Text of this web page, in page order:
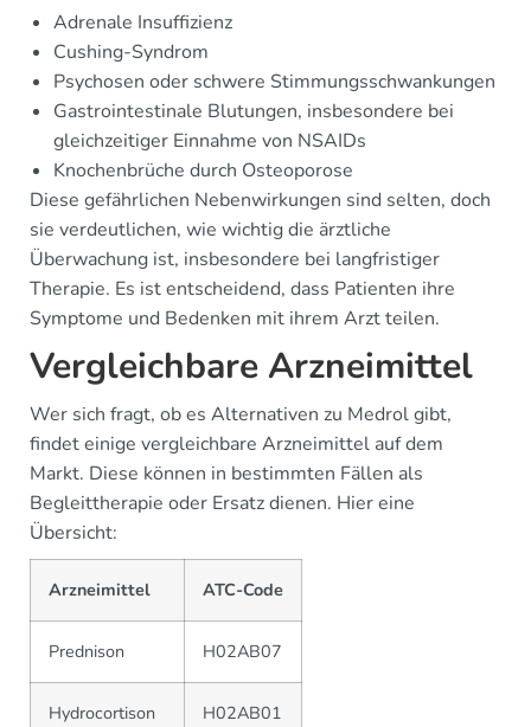
Adrenale Insuffizienz
Cushing-Syndrom
Psychosen oder schwere Stimmungsschwankungen
Gastrointestinale Blutungen, insbesondere bei
gleichzeitiger Einnahme von NSAIDs
Knochenbrüche durch Osteoporose
Diese gefährlichen Nebenwirkungen sind selten, doch
sie verdeutlichen, wie wichtig die ärztliche
Überwachung ist, insbesondere bei langfristiger
Therapie. Es ist entscheidend, dass Patienten ihre
Symptome und Bedenken mit ihrem Arzt teilen.
Vergleichbare Arzneimittel
Wer sich fragt, ob es Alternativen zu Medrol gibt,
findet einige vergleichbare Arzneimittel auf dem
Markt. Diese können in bestimmten Fällen als
Begleittherapie oder Ersatz dienen. Hier eine
Übersicht:
Arzneimittel ATC-Code
Prednison H02AB07
Hydrocortison H02AB01